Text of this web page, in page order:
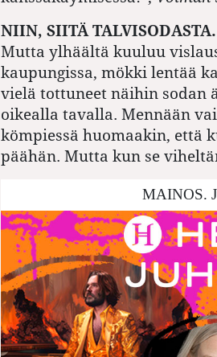
NIIN, SIITÄ TALVISODASTA.
Mutta ylhäältä kuuluu
kaupungissa, mökki lentää
vielä tottuneet näihin sodan
oikealla tavalla. Mennään
kömpiessä huomaakin, että
päähän. Mutta kun se
MAINOS.